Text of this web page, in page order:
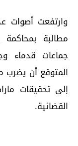
وارتفعت أصوات
مطالبة
جماعات قدماء
المتوقع أن يضرب
إلى تحقيقات
القضائية.